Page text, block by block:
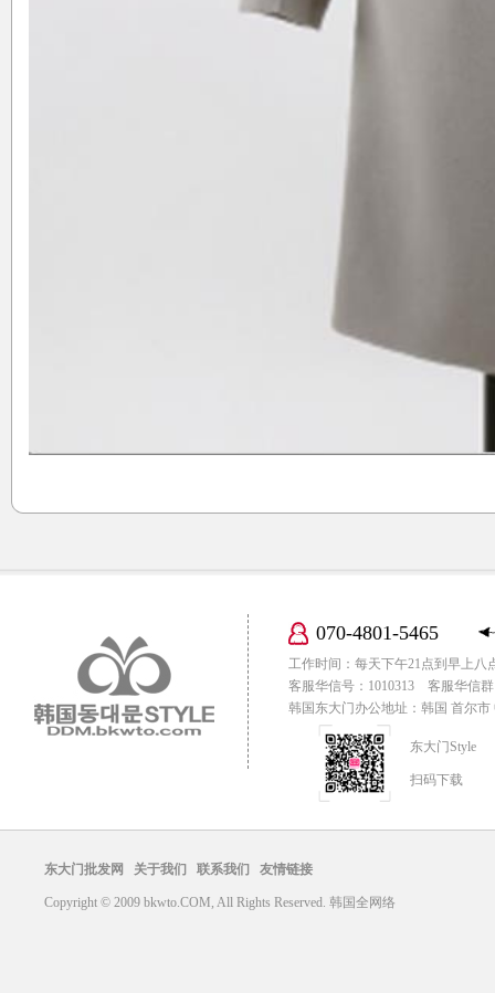
070-4801-5465
工作时间：每天下午21点到早上八
客服华信号：1010313 客服华信
韩国东大门办公地址：韩国 首尔
东大门Style
扫码下载
东大门批发网 关于我们 联系我们 友情链接
Copyright © 2009 bkwto.COM, All Rights Reserved. 韩国全网络